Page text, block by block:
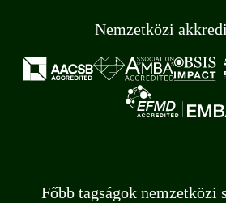
Nemzetközi
Főbb tagságok nemzetközi